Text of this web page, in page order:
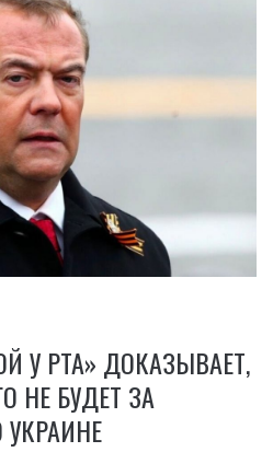
У РТА» ДОКАЗЫВАЕТ,
НЕ БУДЕТ ЗА